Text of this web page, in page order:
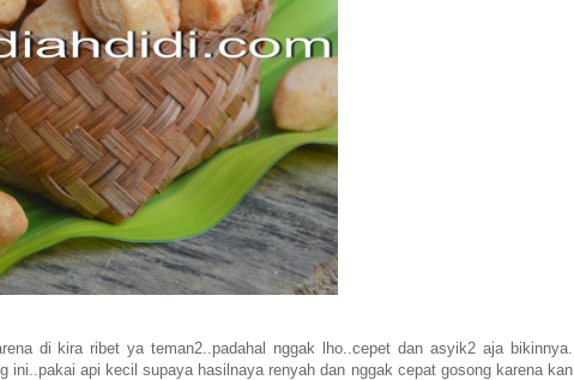
di kira ribet ya teman2..padahal nggak lho..cepet dan asyik2 aja bikinnya.
ini..pakai api kecil supaya hasilnaya renyah dan nggak cepat gosong karena kan